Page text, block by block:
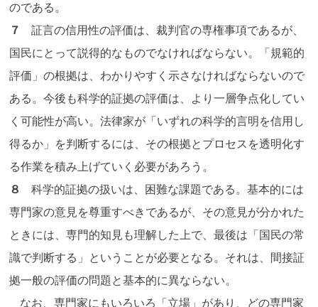
のである。
７
証言の信用性の評価は、裁判官の専権事項であるが、
国民にとって説得的なものでなければならない。「規範的
評価」の根拠は、わかりやすく示さなければならないので
ある。今後も科学的証拠の評価は、より一層争点化してい
く可能性が高い。法律家が「いずれの科学的言明を信用し
得るか」を判断するには、その根拠とプロセスを透明化す
る作業を積み上げていく必要があろう。
８
科学的証拠の扱いは、困難な課題である。基本的には
専門家の意見を尊重すべきであるが、その意見が分かれた
ときには、専門的知見も理解した上で、最後は「国民の常
識で判断する」ということが必要となる。それは、間接証
拠一般の評価の問題と基本的に異ならない。
なお、専門家にもいろいろ「立場」があり、どの専門家